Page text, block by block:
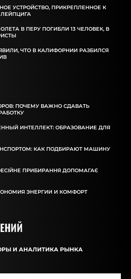
УСТРОЙСТВО, ПРИКРЕПЛЕННОЕ К
В ПЕРУ ПОГИБЛИ 13 ЧЕЛОВЕК, В
ЧТО В КАЛИФОРНИИ РАЗБИЛСЯ
ПОЧЕМУ ВАЖНО СДАВАТЬ
ИНТЕЛЛЕКТ: ОБРАЗОВАНИЕ ДЛЯ
КАК ПОДБИРАЮТ МАШИНУ
ПРИБИРАННЯ ДОПОМАГАЄ
ЭНЕРГИИ И КОМФОРТ
И АНАЛИТИКА РЫНКА